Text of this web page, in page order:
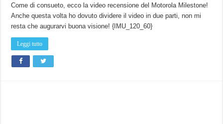
Come di consueto, ecco la video recensione del Motorola Milestone!
Anche questa volta ho dovuto dividere il video in due parti, non mi
resta che augurarvi buona visione! {IMU_120_60}
Leggi tutto